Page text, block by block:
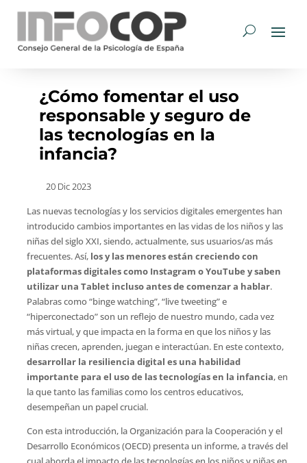
¿Cómo fomentar el uso
responsable y seguro de
las tecnologías en la
infancia?
20 Dic 2023
Las nuevas tecnologías y los servicios digitales emergentes han
introducido cambios importantes en las vidas de los niños y las
niñas del siglo XXI, siendo, actualmente, sus usuarios/as más
frecuentes. Así, los y las menores están creciendo con
plataformas digitales como Instagram o YouTube y saben
utilizar una Tablet incluso antes de comenzar a hablar.
Palabras como “binge watching”, “live tweeting” e
“hiperconectado” son un reflejo de nuestro mundo, cada vez
más virtual, y que impacta en la forma en que los niños y las
niñas crecen, aprenden, juegan e interactúan. En este contexto,
desarrollar la resiliencia digital es una habilidad
importante para el uso de las tecnologías en la infancia, en
la que tanto las familias como los centros educativos,
desempeñan un papel crucial.
Con esta introducción, la Organización para la Cooperación y el
Desarrollo Económicos (OECD) presenta un informe, a través del